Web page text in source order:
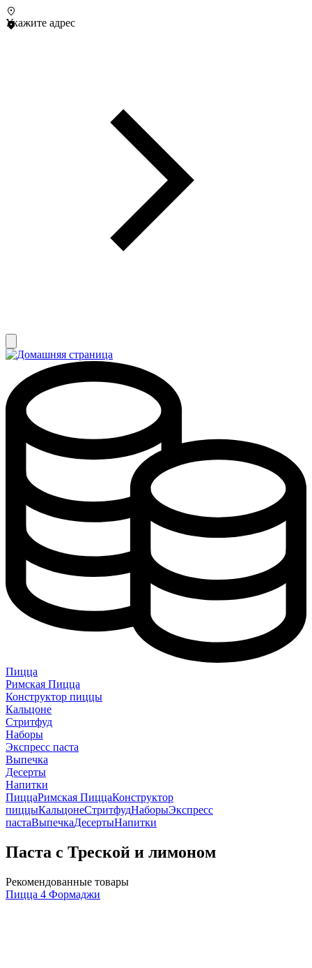
Укажите адрес
Пицца
Римская Пицца
Конструктор пиццы
Кальцоне
Стритфуд
Наборы
Экспресс паста
Выпечка
Десерты
Напитки
ПиццаРимская ПиццаКонструктор
пиццыКальцонеСтритфудНаборыЭкспресс
пастаВыпечкаДесертыНапитки
Паста с Треской и лимоном
Рекомендованные товары
Пицца 4 Формаджи